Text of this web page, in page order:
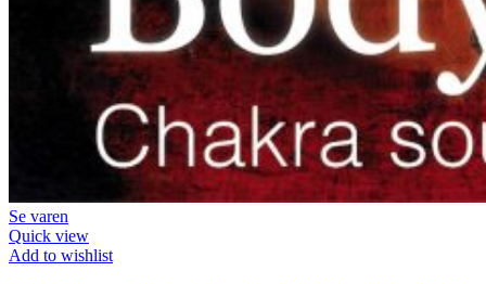
Se varen
Quick view
Add to wishlist